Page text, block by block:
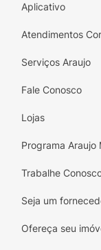
sabor de
Textura
por fora e
assado,
de 80g,
mochila ou
Aplicativo
Atendimentos
Serviços Araujo
Fale Conosco
Lojas
Programa Araujo
Trabalhe
Seja um
Ofereça seu